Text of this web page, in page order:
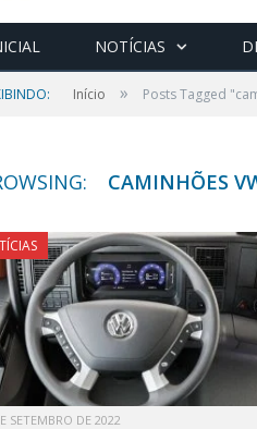
NOTÍCIAS
Início » Posts Tagged
CAMINHÕES
SETEMBRO DE 2022